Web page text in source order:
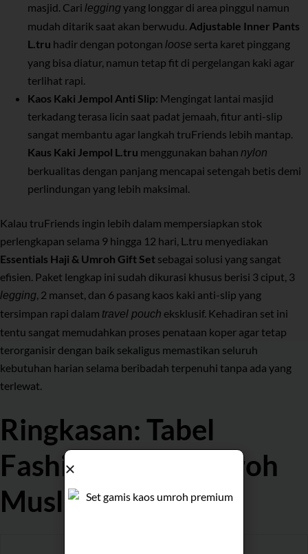
masjid. Cari leggingyang longgar di area pinggul namun
mudah ditarik saat akan berwudu. Adjustable Inner Pants
L.tru hadir dengan potongan loose serta karet pinggang
yang bisa diatur, namun tetap fit di pergelangan kaki agar
terlihat rapi.
Kaos Kaki Jempol Anti Slip: Mengingat lantai masjid
terkadang terasa licin saat padat jemaah, fitur anti-slip
sangat membantu agar langkah truFriends lebih mantap.
Kaus Kaki Jempol L.tru menggunakan bahan nylon
berkualitas dengan panjang mencapai setengah betis demi
perlindungan yang lebih maksimal.
Kalau truFriends ingin lebih dalam mempersiapkan stok
perlengkapan selama 9 hingga 12 hari, L.tru menyediakan
Essentials Haji & Umroh Gift Set sebagai solusi yang sangat
efisien. Paket lengkap ini sudah dikurasi khusus berisi 3 ciput, 3
legging , 2 manset, dan 6 pasang kaos kaki anti-slip yang
tersimpan rapi dalam travel pouch eksklusif. Kehadiran set ini
tentu sangat memudahkan proses penataan koper agar tetap
terorganisir dengan baik sekaligus memastikan seluruh
kebutuhan harian selama beribadah terpenuhi tanpa ada yang
terlewat.
Ringkasan: Tabel
Fashion Guide Umroh
Muslimah